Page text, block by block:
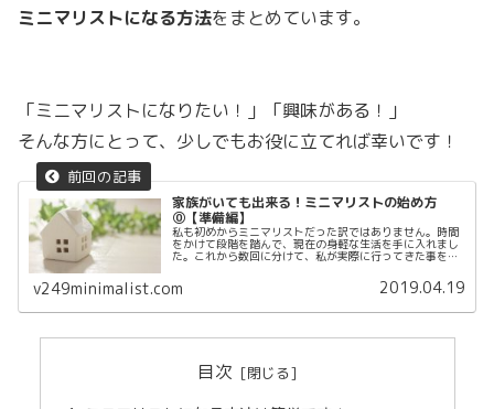
ミニマリストになる方法をまとめています。
「ミニマリストになりたい！」「興味がある！」
そんな方にとって、少しでもお役に立てれば幸いです！
家族がいても出来る！ミニマリストの始め方
⓪【準備編】
私も初めからミニマリストだった訳ではありません。時間
をかけて段階を踏んで、現在の身軽な生活を手に入れまし
た。これから数回に分けて、私が実際に行ってきた事を元
v249minimalist.com 2019.04.19
目次